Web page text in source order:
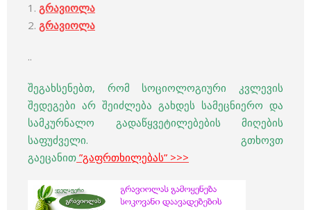
1. გრავიოლა
2. გრავიოლა
..
შეგახსენებთ, რომ სოციოლოგიური კვლევის
შედეგები არ შეიძლება გახდეს სამეცნიერო და
სამკურნალო გადაწყვეტილებების მიღების
საფუძველი. გთხოვთ
გაეცანით ”გაფრთხილებას” >>>